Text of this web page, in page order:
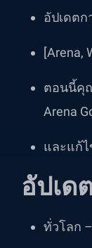
อัปเดตก
[Arena,
ตอนนี้คุ
Arena
และแก้
อัปเด
ทั่วโลก